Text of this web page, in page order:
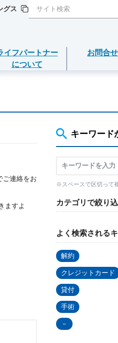
グス
あんしんねんきん介護
あんしんねんきん介護Ｒ
こども保険
5年ごと利差配当付こども
個人年金保険
個人年金保険
変額保険
マーケットリンク
イフパートナー
について
お問合
キーワード
※スペースで区切って
カテゴリで絞り
よく検索される
解約
クレジットカード
貸付
手術
－
ご連絡をお
ますよ